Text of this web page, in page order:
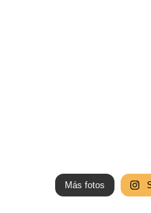
Más fotos